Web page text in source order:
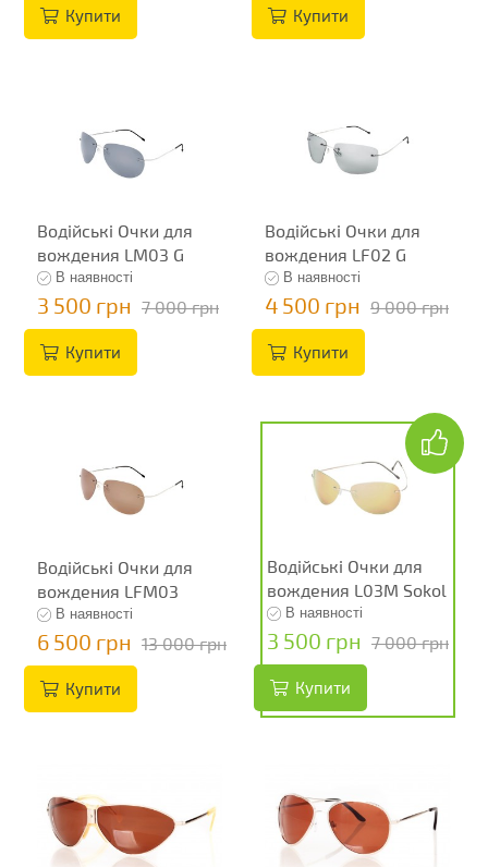
Купити Купити
Водійські Очки для
вождения LM03 G
В наявності
3 500 грн 7 000 грн
Купити
Водійські Очки для
вождения LF02 G
В наявності
4 500 грн 9 000 грн
Купити
Водійські Очки для
вождения LFM03
В наявності
6 500 грн 13 000 грн
Купити
Водійські Очки для
вождения L03M Sokol
В наявності
3 500 грн 7 000 грн
Купити